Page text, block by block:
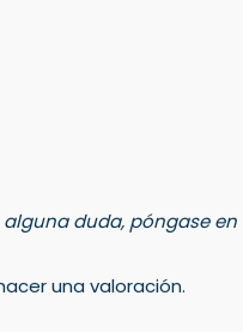
duda, póngase
una valoración.